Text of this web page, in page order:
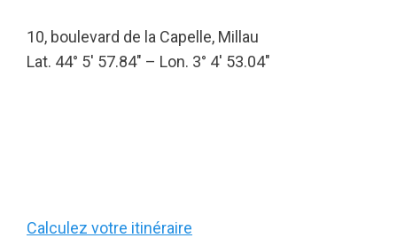
10, boulevard de la Capelle, Millau
Lat. 44° 5′ 57.84″ – Lon. 3° 4′ 53.04″
Calculez votre itinéraire